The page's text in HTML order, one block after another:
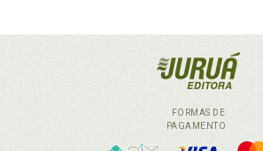
FORMAS DE
PAGAMENTO